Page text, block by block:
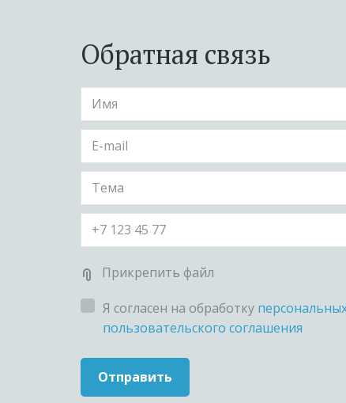
Обратная связь
Прикрепить файл
Я согласен на обработку
пользовательского соглашения
Отправить